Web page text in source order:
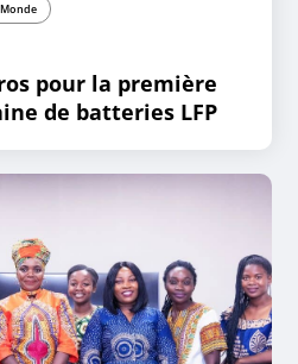
pour la première
de batteries LFP